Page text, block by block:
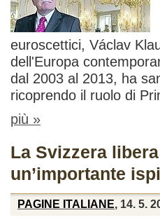
euroscettici, Václav
dell'Europa
dal 2003 al 2013, ha
ricoprendo il ruolo di
più »
La Svizzera
un’importante
PAGINE ITALIANE, 14. 5.